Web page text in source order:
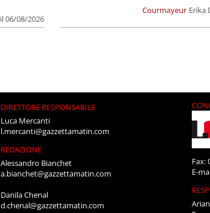
il 06/08/2026
Courmayeur Erika
DIRETTORE RESPONSABILE
Luca Mercanti
l.mercanti@gazzettamatin.com
REDAZIONE
Alessandro Bianchet
a.bianchet@gazzettamatin.com
Danila Chenal
d.chenal@gazzettamatin.com
Fax:
E-